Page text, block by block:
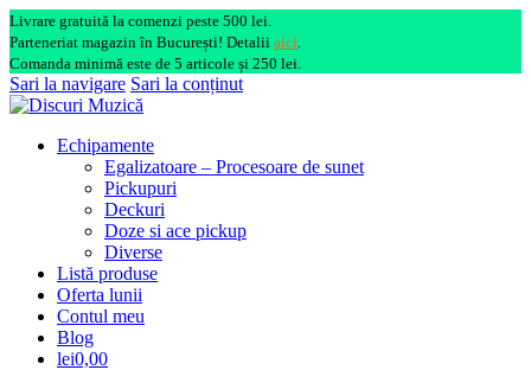
Livrare gratuită la comenzi peste 500 lei.
Parteneriat magazin în București! Detalii aici.
Comanda minimă este de 5 articole și 250 lei.
Sari la navigare Sari la conținut
Echipamente
Egalizatoare – Procesoare de sunet
Pickupuri
Deckuri
Doze si ace pickup
Diverse
Listă produse
Oferta lunii
Contul meu
Blog
lei0,00